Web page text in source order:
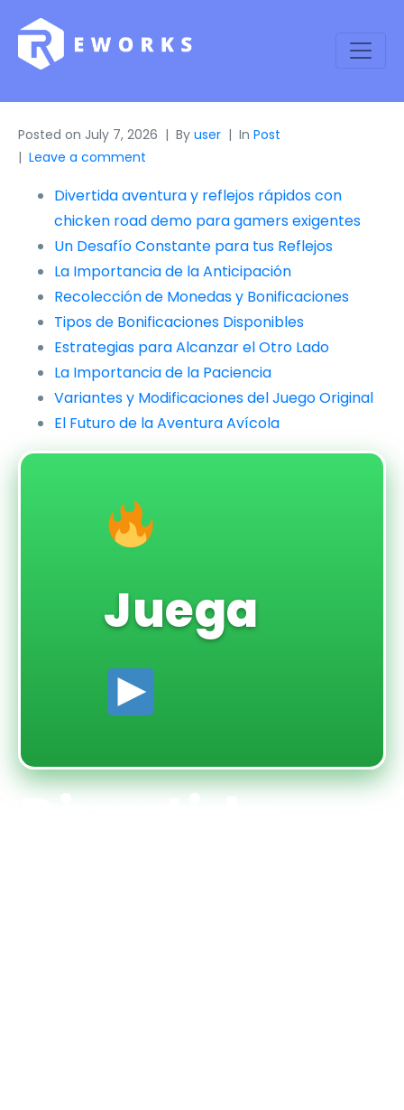
Posted on July 7, 2026 By user In Post
Leave a comment
Divertida aventura y reflejos rápidos con
chicken road demo para gamers exigentes
Un Desafío Constante para tus Reflejos
La Importancia de la Anticipación
Recolección de Monedas y Bonificaciones
Tipos de Bonificaciones Disponibles
Estrategias para Alcanzar el Otro Lado
La Importancia de la Paciencia
Variantes y Modificaciones del Juego Original
El Futuro de la Aventura Avícola
Juega
Divertida